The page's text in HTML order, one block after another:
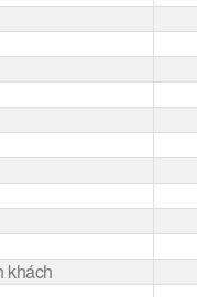
khách